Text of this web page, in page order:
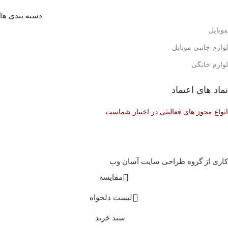
دسته بندی ها
موبایل
لوازم جانبی موبایل
لوازم خانگی
نماد های اعتماد
انواع مجوز های فعالیتی در اختیار شماست
کاری از گروه طراحی سایت آسان وب
مقایسه
لیست دلخواه
سبد خرید